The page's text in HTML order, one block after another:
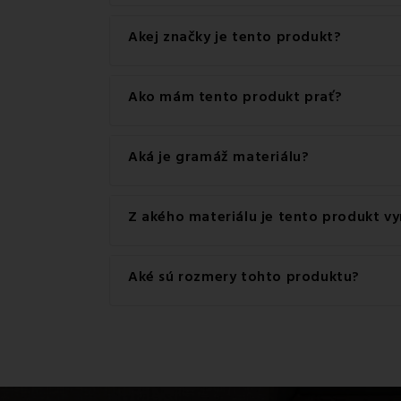
Tento produkt má praktické zapínanie na Zips.
Akej značky je tento produkt?
Ide o autentický produkt značky Halantex.
Ako mám tento produkt prať?
Pre dosiahnutie najlepších výsledkov
Aká je gramáž materiálu?
Gramáž materiálu použitého pre tento produkt
Z akého materiálu je tento produkt
Tento produkt je vyrobený z kvalitného
Aké sú rozmery tohto produktu?